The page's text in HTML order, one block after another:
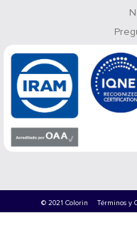
© 2021 Colorin Términos y